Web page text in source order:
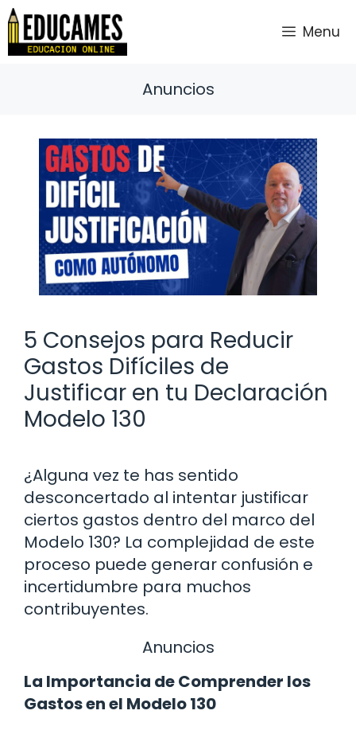
Saltar
contenido
Menu
Anuncios
5 Consejos para Reducir
Gastos Difíciles de
Justificar en tu Declaración
Modelo 130
¿Alguna vez te has sentido
desconcertado al intentar justificar
ciertos gastos dentro del marco del
Modelo 130? La complejidad de este
proceso puede generar confusión e
incertidumbre para muchos
contribuyentes.
Anuncios
La Importancia de Comprender los
Gastos en el Modelo 130